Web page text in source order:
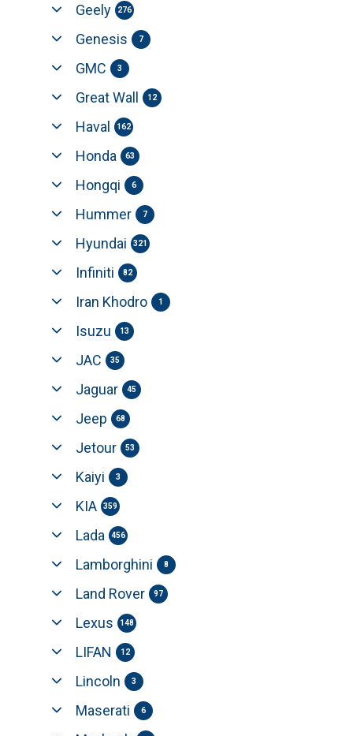
Geely 276
Genesis 7
GMC 3
Great Wall 12
Haval 162
Honda 63
Hongqi 6
Hummer 7
Hyundai 321
Infiniti 82
Iran Khodro 1
Isuzu 13
JAC 35
Jaguar 45
Jeep 68
Jetour 53
Kaiyi 3
KIA 359
Lada 456
Lamborghini 8
Land Rover 97
Lexus 148
LIFAN 12
Lincoln 3
Maserati 6